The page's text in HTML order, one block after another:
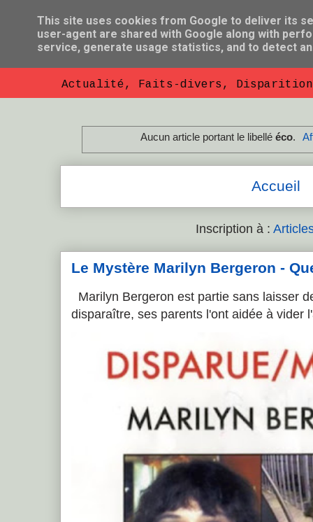
So Florent B
Actualité, Faits-divers,
Aucun article portant le libellé éco.
Accueil
Inscription à :
Le Mystère Marilyn Bergeron -
Marilyn Bergeron est partie sans laisser
disparaître, ses parents l'ont aidée à vider
This site uses cookies from Google to deliver its
user-agent are shared with Google along with
service, generate usage statistics, and to detect